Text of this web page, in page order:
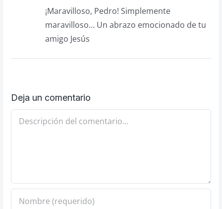
¡Maravilloso, Pedro! Simplemente
maravilloso… Un abrazo emocionado de tu
amigo Jesús
Deja un comentario
Comentario